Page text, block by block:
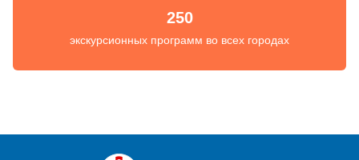
250
экскурсионных программ во всех городах